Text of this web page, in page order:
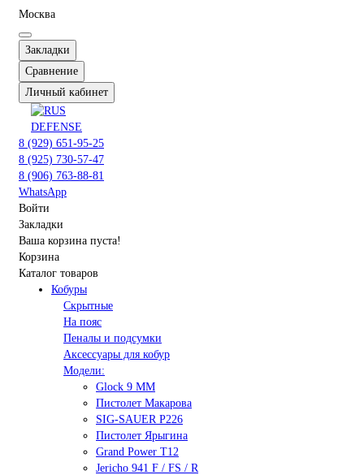
Москва
Закладки
Сравнение
Личный кабинет
8 (929) 651-95-25
8 (925) 730-57-47
8 (906) 763-88-81
WhatsApp
Войти
Закладки
Ваша корзина пуста!
Корзина
Каталог товаров
Кобуры
Скрытные
На пояс
Пеналы и подсумки
Аксессуары для кобур
Модели:
Glock 9 ММ
Пистолет Макарова
SIG-SAUER P226
Пистолет Ярыгина
Grand Power T12
Jericho 941 F / FS / R